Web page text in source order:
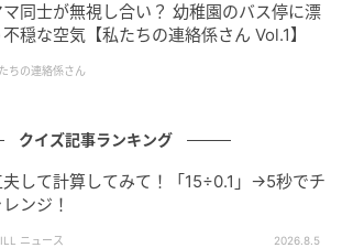
マ同士が無視し合い？ 幼稚園のバス停に漂
不穏な空気【私たちの連絡係さん Vol.1】
ちの連絡係さん
クイズ記事ランキング
夫して計算してみて！「15÷0.1」→5秒でチ
レンジ！
ニュース 2026.8.5